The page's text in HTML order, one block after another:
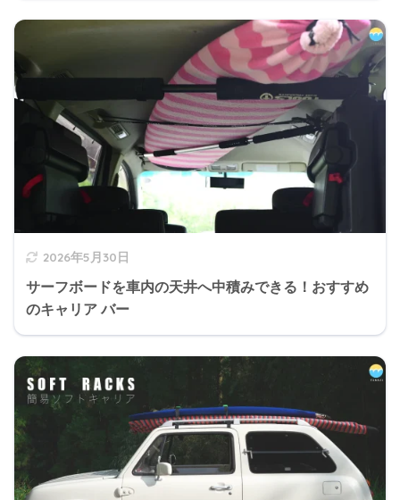
2026年5月30日
サーフボードを車内の天井へ中積みできる！おすすめ
のキャリア バー